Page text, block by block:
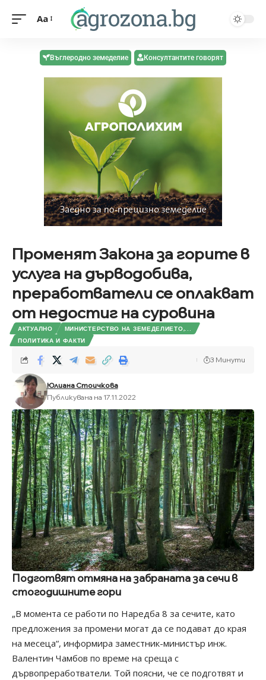
Aa
Въглеродно земеделие Консултантите говорят
Променят Закона за горите в
услуга на дърводобива,
преработватели се оплакват
от недостиг на суровина
АКТУАЛНО
МИНИСТЕРСТВО НА ЗЕМЕДЕЛИЕТО,...
ПОЛИТИКА И ФАКТИ
Юлиана Стоичкова
Публикувана на 17.11.2022
3 Минути
Подготвят отмяна на забраната за сечи в
стогодишните гори
„В момента се работи по Наредба 8 за сечите, като
предложения за промени могат да се подават до края
на месеца“, информира заместник-министър инж.
Валентин Чамбов по време на среща с
дървопреработватели. Той поясни, че се подготвят и